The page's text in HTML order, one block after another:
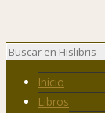
Inicio
Libros